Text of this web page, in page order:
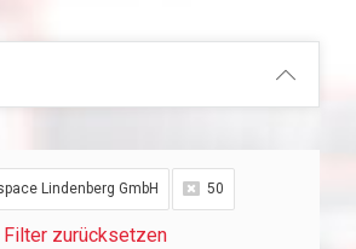
Lindenberg GmbH 50
Filter zurücksetzen